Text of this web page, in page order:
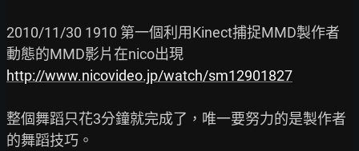
2010/11/30 1910 第一個利用Kinect捕捉MMD製作者
http://www.nicovideo.jp/watch/sm12901827
整個舞蹈只花3分鐘就完成了，唯一要努力的是製作者
的舞蹈技巧。